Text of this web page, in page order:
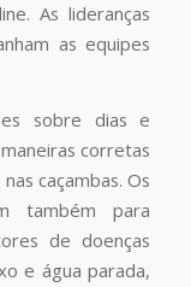
As lideranças
as equipes
sobre dias e
corretas
caçambas. Os
também para
de doenças
e água parada,